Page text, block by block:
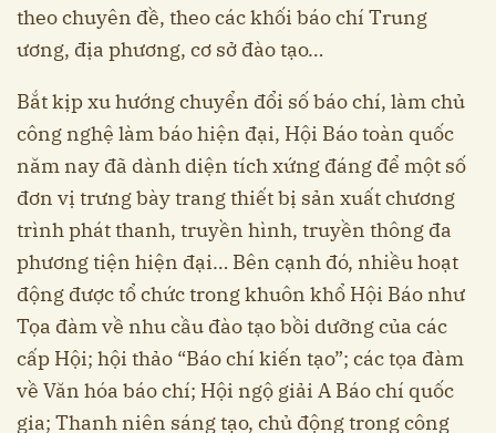
theo chuyên đề, theo các khối báo chí Trung
ương, địa phương, cơ sở đào tạo…
Bắt kịp xu hướng chuyển đổi số báo chí, làm chủ
công nghệ làm báo hiện đại, Hội Báo toàn quốc
năm nay đã dành diện tích xứng đáng để một số
đơn vị trưng bày trang thiết bị sản xuất chương
trình phát thanh, truyền hình, truyền thông đa
phương tiện hiện đại… Bên cạnh đó, nhiều hoạt
động được tổ chức trong khuôn khổ Hội Báo như
Tọa đàm về nhu cầu đào tạo bồi dưỡng của các
cấp Hội; hội thảo “Báo chí kiến tạo”; các tọa đàm
về Văn hóa báo chí; Hội ngộ giải A Báo chí quốc
gia; Thanh niên sáng tạo, chủ động trong công